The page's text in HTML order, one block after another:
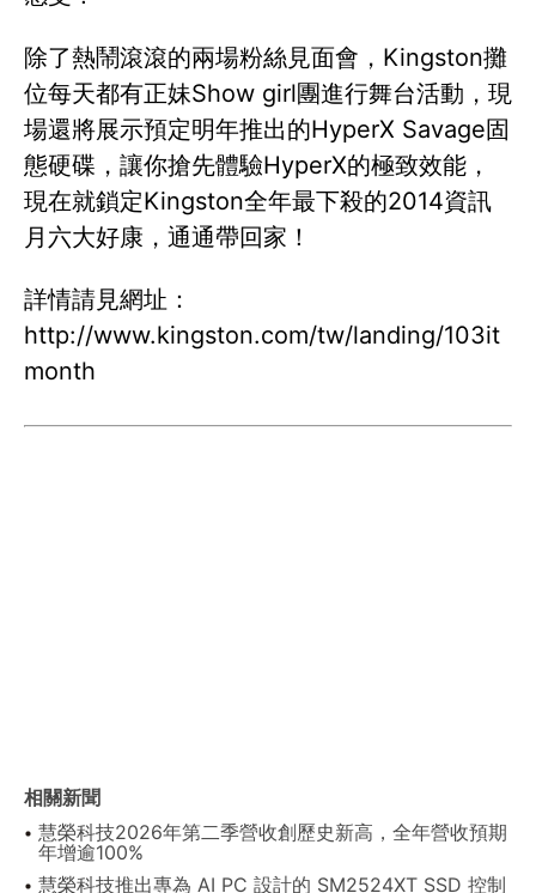
除了熱鬧滾滾的兩場粉絲見面會，Kingston攤
位每天都有正妹Show girl團進行舞台活動，現
場還將展示預定明年推出的HyperX Savage固
態硬碟，讓你搶先體驗HyperX的極致效能，
現在就鎖定Kingston全年最下殺的2014資訊
月六大好康，通通帶回家！
詳情請見網址：
http://www.kingston.com/tw/landing/103it
month
相關新聞
慧榮科技2026年第二季營收創歷史新高，全年營收預期
年增逾100%
慧榮科技推出專為 AI PC 設計的 SM2524XT SSD 控制